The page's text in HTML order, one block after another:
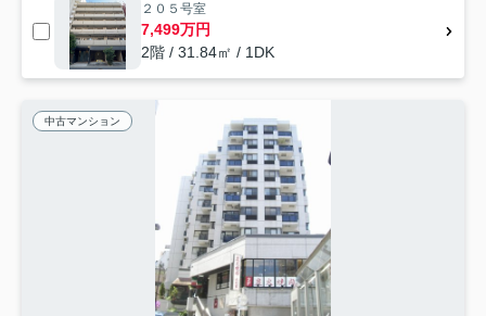
２０５号室
7,499万円
2階 / 31.84㎡ / 1DK
中古マンション